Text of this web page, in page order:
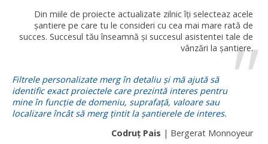
Din miile de proiecte actualizate zilnic îți selecteaz acele
șantiere pe care tu le consideri cu cea mai mare rată de
succes. Succesul tău înseamnă și succesul asistentei tale de
vânzări la șantiere.
Filtrele personalizate merg în detaliu și mă ajută să
identific exact proiectele care prezintă interes pentru
mine în funcție de domeniu, suprafață, valoare sau
localizare încât să merg țintit la șantierele de interes.
Codruț Pais | Bergerat Monnoyeur